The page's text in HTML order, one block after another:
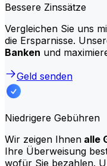
Bessere Zinssätze
Vergleichen Sie uns
die Ersparnisse.
Banken und
Geld senden
Niedrigere Gebühren
Wir zeigen Ihnen alle
Ihre Überweisung
wofür Sie bezahlen.